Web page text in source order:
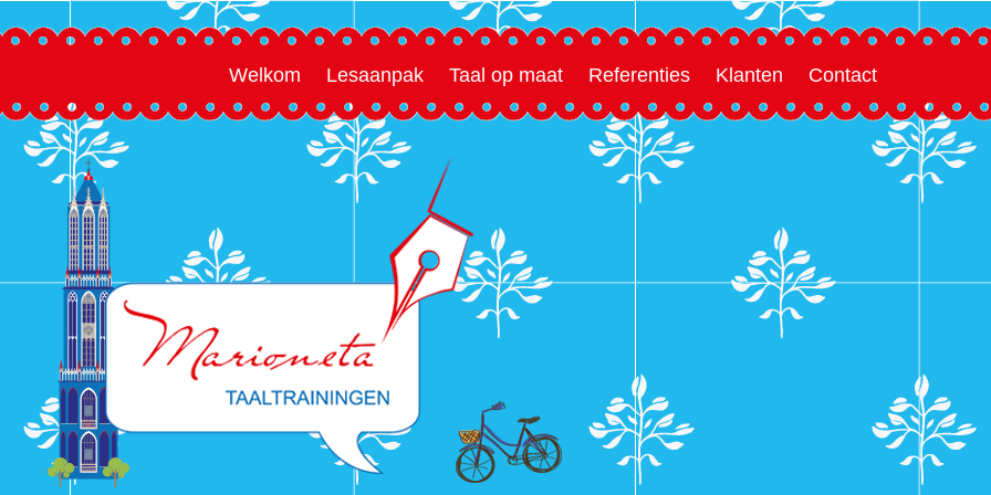
Welkom Lesaanpak Taal op maat Referenties Klanten Contact